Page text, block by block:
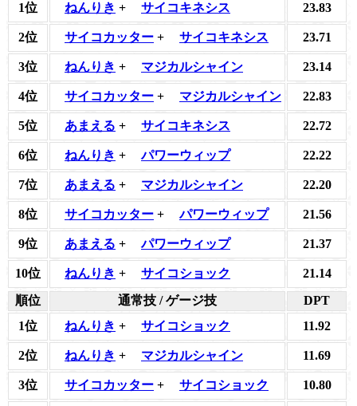
1位
ねんりき + サイコキネシス 23.83
2位 サイコカッター + サイコキネシス 23.71
3位 ねんりき + マジカルシャイン 23.14
4位 サイコカッター + マジカルシャイン 22.83
5位 あまえる + サイコキネシス 22.72
6位 ねんりき + パワーウィップ 22.22
7位 あまえる + マジカルシャイン 22.20
8位 サイコカッター + パワーウィップ 21.56
9位 あまえる + パワーウィップ 21.37
10位 ねんりき + サイコショック
21.14
順位
通常技 / ゲージ技
DPT
1位
ねんりき + サイコショック 11.92
2位 ねんりき + マジカルシャイン 11.69
3位 サイコカッター + サイコショック 10.80